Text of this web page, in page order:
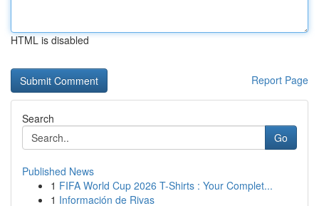
HTML is disabled
Report Page
Search
Go
Published News
1 FIFA World Cup 2026 T-Shirts : Your Complet...
1 Información de Rivas